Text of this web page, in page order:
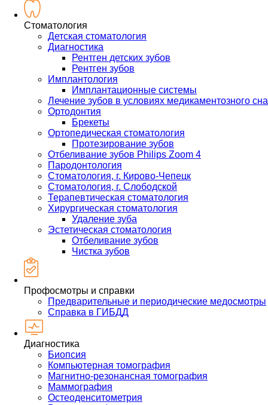
Стоматология
Детская стоматология
Диагностика
Рентген детских зубов
Рентген зубов
Имплантология
Имплантационные системы
Лечение зубов в условиях медикаментозного сна
Ортодонтия
Брекеты
Ортопедическая стоматология
Протезирование зубов
Отбеливание зубов Philips Zoom 4
Пародонтология
Стоматология, г. Кирово-Чепецк
Стоматология, г. Слободской
Терапевтическая стоматология
Хирургическая стоматология
Удаление зуба
Эстетическая стоматология
Отбеливание зубов
Чистка зубов
Профосмотры и справки
Предварительные и периодические медосмотры
Справка в ГИБДД
Диагностика
Биопсия
Компьютерная томография
Магнитно-резонансная томография
Маммография
Остеоденситометрия